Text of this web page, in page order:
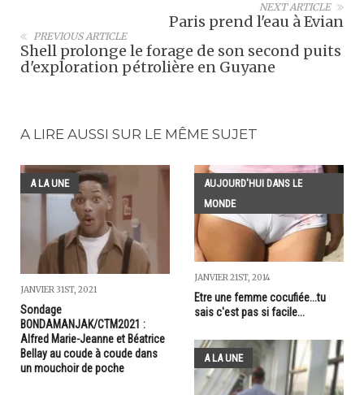
NEXT ARTICLE
Paris prend l'eau à Evian
PREVIOUS ARTICLE
Shell prolonge le forage de son second puits
d'exploration pétrolière en Guyane
A LIRE AUSSI SUR LE MÊME SUJET
A LA UNE
JANVIER 31ST, 2021
Sondage
BONDAMANJAK/CTM2021 :
Alfred Marie-Jeanne et Béatrice
Bellay au coude à coude dans
un mouchoir de poche
AUJOURD'HUI DANS LE
MONDE
JANVIER 21ST, 2014
Etre une femme cocufiée...tu
sais c'est pas si facile...
A LA UNE